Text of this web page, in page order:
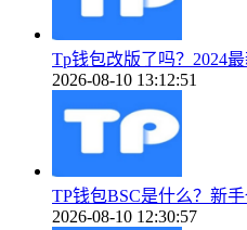
Tp钱包改版了吗？2024
2026-08-10 13:12:51
TP钱包BSC是什么？新
2026-08-10 12:30:57